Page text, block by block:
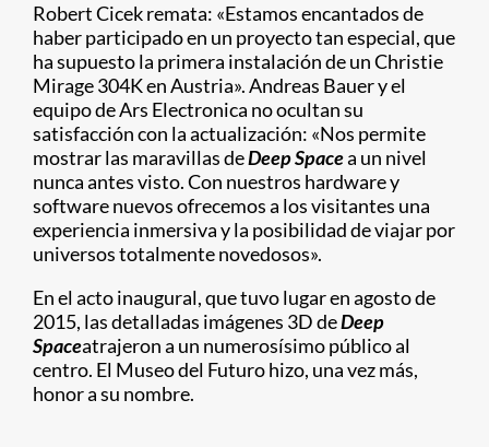
Robert Cicek remata: «Estamos encantados de
haber participado en un proyecto tan especial, que
ha supuesto la primera instalación de un Christie
Mirage 304K en Austria». Andreas Bauer y el
equipo de Ars Electronica no ocultan su
satisfacción con la actualización: «Nos permite
mostrar las maravillas deDeep Spacea un nivel
nunca antes visto. Con nuestros hardware y
software nuevos ofrecemos a los visitantes una
experiencia inmersiva y la posibilidad de viajar por
universos totalmente novedosos».
En el acto inaugural, que tuvo lugar en agosto de
2015, las detalladas imágenes 3D deDeep
Spaceatrajeron a un numerosísimo público al
centro. El Museo del Futuro hizo, una vez más,
honor a su nombre.